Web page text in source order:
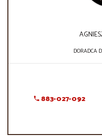
DORADCA
883-027-092